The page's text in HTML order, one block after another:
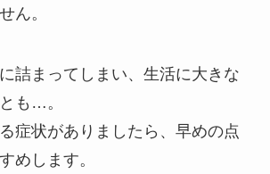
ん。
詰まってしまい、生活に大きな
も…。
症状がありましたら、早めの点
めします。